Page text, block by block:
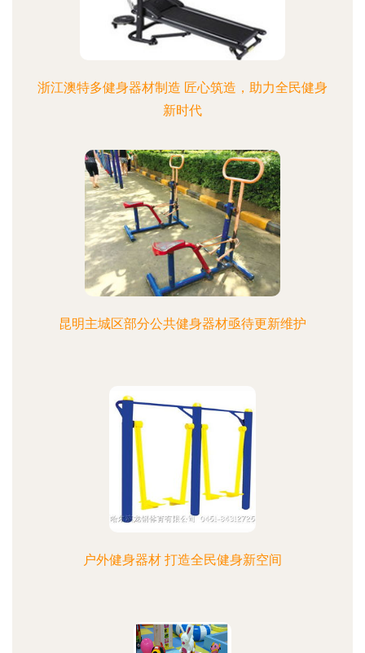
浙江澳特多健身器材制造 匠心筑造，助力全民健身
新时代
昆明主城区部分公共健身器材亟待更新维护
户外健身器材 打造全民健身新空间